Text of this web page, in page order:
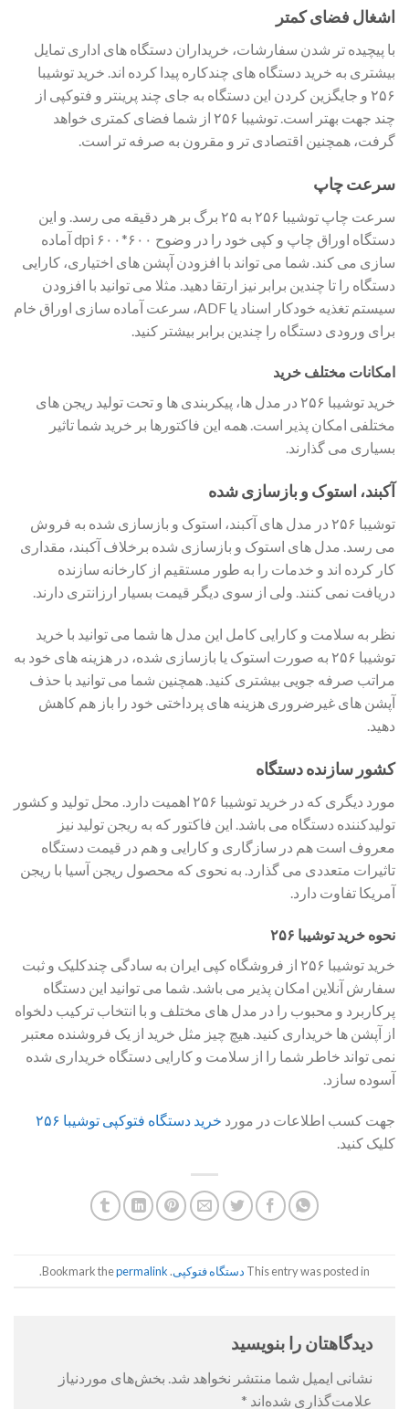
اشغال فضای کمتر
با پیچیده تر شدن سفارشات، خریداران دستگاه های اداری تمایل
بیشتری به خرید دستگاه های چندکاره پیدا کرده اند. خرید توشیبا
۲۵۶ و جایگزین کردن این دستگاه به جای چند پرینتر و فتوکپی از
چند جهت بهتر است. توشیبا ۲۵۶ از شما فضای کمتری خواهد
گرفت، همچنین اقتصادی تر و مقرون به صرفه تر است.
سرعت چاپ
سرعت چاپ توشیبا ۲۵۶ به ۲۵ برگ بر هر دقیقه می رسد. و این
دستگاه اوراق چاپ و کپی خود را در وضوح ۶۰۰*۶۰۰ dpi آماده
سازی می کند. شما می تواند با افزودن آپشن های اختیاری، کارایی
دستگاه را تا چندین برابر نیز ارتقا دهید. مثلا می توانید با افزودن
سیستم تغذیه خودکار اسناد یا ADF، سرعت آماده سازی اوراق خام
برای ورودی دستگاه را چندین برابر بیشتر کنید.
امکانات مختلف خرید
خرید توشیبا ۲۵۶ در مدل ها، پیکربندی ها و تحت تولید ریجن های
مختلفی امکان پذیر است. همه این فاکتورها بر خرید شما تاثیر
بسیاری می گذارند.
آکبند، استوک و بازسازی شده
توشیبا ۲۵۶ در مدل های آکبند، استوک و بازسازی شده به فروش
می رسد. مدل های استوک و بازسازی شده برخلاف آکبند، مقداری
کار کرده اند و خدمات را به طور مستقیم از کارخانه سازنده
دریافت نمی کنند. ولی از سوی دیگر قیمت بسیار ارزانتری دارند.
نظر به سلامت و کارایی کامل این مدل ها شما می توانید با خرید
توشیبا ۲۵۶ به صورت استوک یا بازسازی شده، در هزینه های خود به
مراتب صرفه جویی بیشتری کنید. همچنین شما می توانید با حذف
آپشن های غیرضروری هزینه های پرداختی خود را باز هم کاهش
دهید.
کشور سازنده دستگاه
مورد دیگری که در خرید توشیبا ۲۵۶ اهمیت دارد. محل تولید و کشور
تولیدکننده دستگاه می باشد. این فاکتور که به ریجن تولید نیز
معروف است هم در سازگاری و کارایی و هم در قیمت دستگاه
تاثیرات متعددی می گذارد. به نحوی که محصول ریجن آسیا با ریجن
آمریکا تفاوت دارد.
نحوه خرید توشیبا ۲۵۶
خرید توشیبا ۲۵۶ از فروشگاه کپی ایران به سادگی چندکلیک و ثبت
سفارش آنلاین امکان پذیر می باشد. شما می توانید این دستگاه
پرکاربرد و محبوب را در مدل های مختلف و با انتخاب ترکیب دلخواه
از آپشن ها خریداری کنید. هیچ چیز مثل خرید از یک فروشنده معتبر
نمی تواند خاطر شما را از سلامت و کارایی دستگاه خریداری شده
آسوده سازد.
جهت کسب اطلاعات در مورد خرید دستگاه فتوکپی توشیبا ۲۵۶
کلیک کنید.
This entry was posted in دستگاه فتوکپی. Bookmark the
permalink
.
دیدگاهتان را بنویسید
نشانی ایمیل شما منتشر نخواهد شد. بخش‌های موردنیاز
علامت‌گذاری شده‌اند *